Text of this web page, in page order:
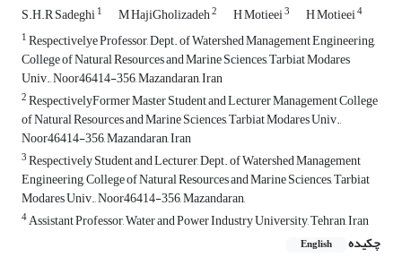
S.H.R Sadeghi1 M HajiGholizadeh2 H Motieei3 H Motieei4
1Respectivelye Professor, Dept. of Watershed Management Engineering,
College of Natural Resources and Marine Sciences, Tarbiat Modares
Univ., Noor46414-356, Mazandaran, Iran
2RespectivelyFormer Master Student and Lecturer Management College
of Natural Resources and Marine Sciences, Tarbiat Modares Univ.,
Noor46414-356, Mazandaran, Iran
3Respectively Student and Lecturer, Dept. of Watershed Management
Engineering, College of Natural Resources and Marine Sciences, Tarbiat
Modares Univ., Noor46414-356, Mazandaran,
4Assistant Professor, Water and Power Industry University, Tehran, Iran
چکیده
English